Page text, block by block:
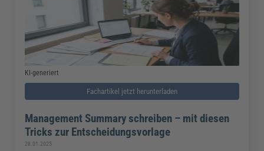
KI-generiert
Fachartikel jetzt herunterladen
Management Summary schreiben – mit diesen
Tricks zur Entscheidungsvorlage
28.01.2025